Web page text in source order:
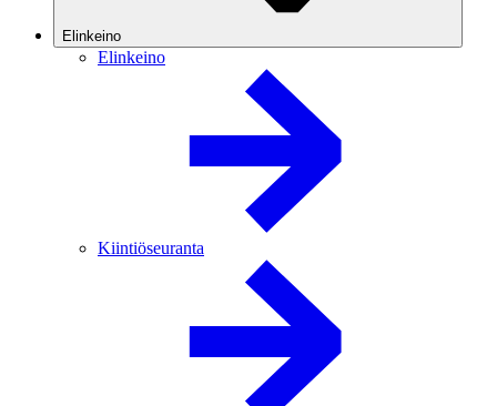
Elinkeino
Elinkeino
Kiintiöseuranta